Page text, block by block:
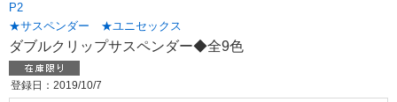
P2
★サスペンダー ★ユニセックス
ダブルクリップサスペンダー◆全9色
登録日：2019/10/7